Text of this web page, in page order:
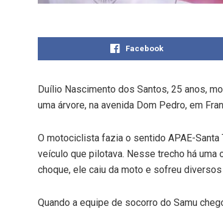
Facebook
Duílio Nascimento dos Santos, 25 anos,
uma árvore, na avenida Dom Pedro, em
O motociclista fazia o sentido APAE-
veículo que pilotava. Nesse trecho há uma
choque, ele caiu da moto e sofreu
Quando a equipe de socorro do Samu